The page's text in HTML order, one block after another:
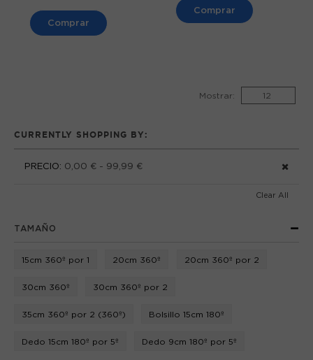
Comprar
Comprar
Mostrar:
CURRENTLY SHOPPING BY:
PRECIO: 0,00 € - 99,99 €
Clear All
TAMAÑO
15cm 360º por 1 20cm 360º 20cm 360º por 2
30cm 360º 30cm 360º por 2
35cm 360º por 2 (360º) Bolsillo 15cm 180º
Dedo 15cm 180º por 5º Dedo 9cm 180º por 5º